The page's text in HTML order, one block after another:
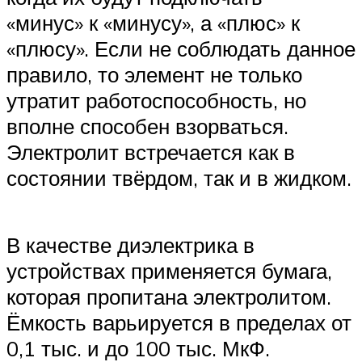
«минус» к «минусу», а «плюс» к
«плюсу». Если не соблюдать данное
правило, то элемент не только
утратит работоспособность, но
вполне способен взорваться.
Электролит встречается как в
состоянии твёрдом, так и в жидком.
В качестве диэлектрика в
устройствах применяется бумага,
которая пропитана электролитом.
Ёмкость варьируется в пределах от
0,1 тыс. и до 100 тыс. МкФ.